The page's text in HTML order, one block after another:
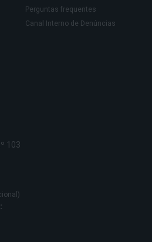
Perguntas frequentes
Canal Interno de Denúncias
103